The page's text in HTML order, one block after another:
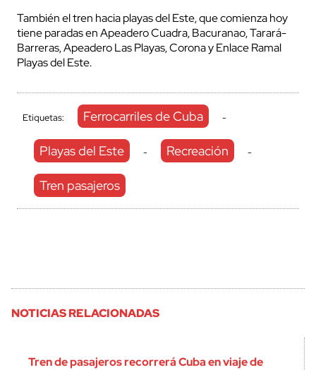
También el tren hacia playas del Este, que comienza hoy
tiene paradas en Apeadero Cuadra, Bacuranao, Tarará-
Barreras, Apeadero Las Playas, Corona y Enlace Ramal
Playas del Este.
Etiquetas: Ferrocarriles de Cuba -
Playas del Este - Recreación -
Tren pasajeros
NOTICIAS RELACIONADAS
Tren de pasajeros recorrerá Cuba en viaje de